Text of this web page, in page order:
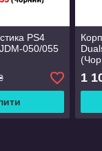
PS4
050/055
1